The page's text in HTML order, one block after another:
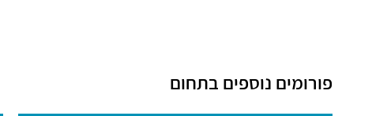
פורומים נוספים בתחום